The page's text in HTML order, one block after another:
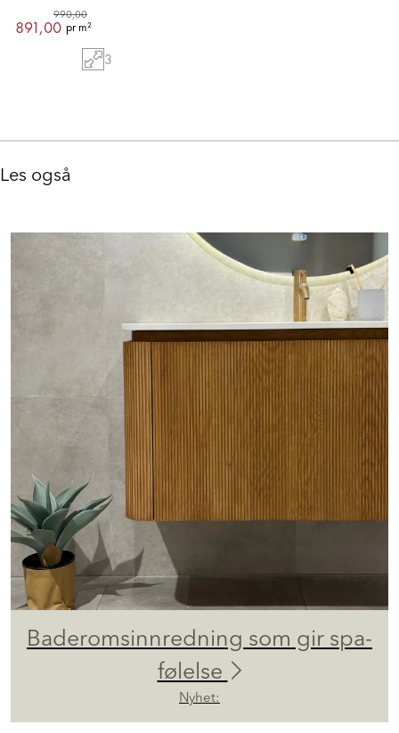
990,00
891,00 pr m²
3
Les også
Baderomsinnredning som gir spa-
følelse
Nyhet: